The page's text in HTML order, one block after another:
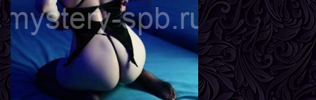
Грудь
2-й